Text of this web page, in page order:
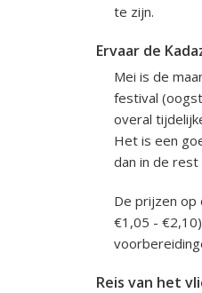
te zijn.
Ervaar de
Mei is de
festival
overal
Het is een
dan in de rest
De prijzen op
€1,05 -
Reis van het